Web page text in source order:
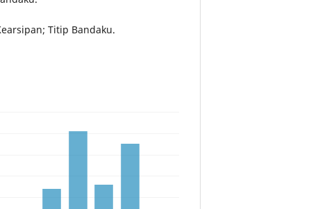
Titip Bandaku.